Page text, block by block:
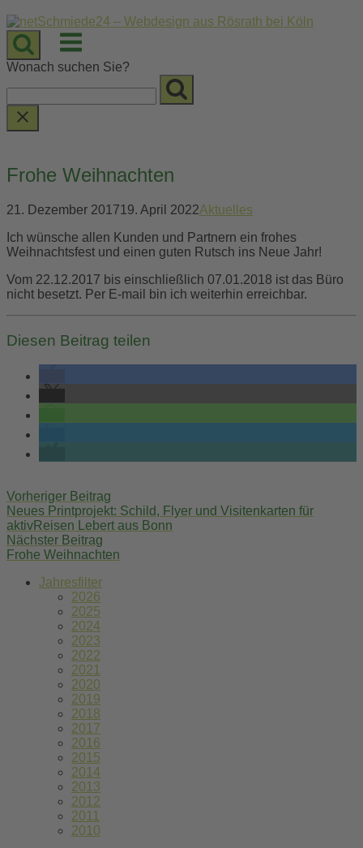
Skip
to
content
Menu
Wonach suchen Sie?
Frohe Weihnachten
21. Dezember 201719. April 2022Aktuelles
Ich wünsche allen Kunden und Partnern ein frohes
Weihnachtsfest und einen guten Rutsch ins Neue Jahr!
Vom 22.12.2017 bis einschließlich 07.01.2018 ist das Büro
nicht besetzt. Per E-mail bin ich weiterhin erreichbar.
Diesen Beitrag teilen
navigation
Vorheriger Beitrag
Neues Printprojekt: Schild, Flyer und Visitenkarten für
aktivReisen Lebert aus Bonn
Nächster Beitrag
Frohe Weihnachten
Jahresfilter
2026
2025
2024
2023
2022
2021
2020
2019
2018
2017
2016
2015
2014
2013
2012
2011
2010